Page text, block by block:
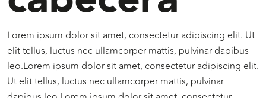
Lorem ipsum dolor sit amet, consectetur adipiscing elit. Ut
elit tellus, luctus nec ullamcorper mattis, pulvinar dapibus
leo.Lorem ipsum dolor sit amet, consectetur adipiscing elit.
Ut elit tellus, luctus nec ullamcorper mattis, pulvinar